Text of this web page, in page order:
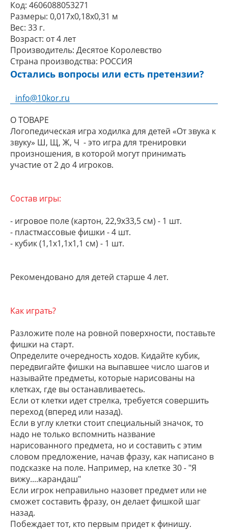
Код: 4606088053271
Размеры: 0,017x0,18x0,31 м
Вес: 33 г.
Возраст: от 4 лет
Производитель: Десятое Королевство
Страна производства: РОССИЯ
Остались вопросы или есть претензии?
info@10kor.ru
О ТОВАРЕ
Логопедическая игра ходилка для детей «От звука к
звуку» Ш, Щ, Ж, Ч - это игра для тренировки
произношения, в которой могут принимать
участие от 2 до 4 игроков.
Состав игры:
- игровое поле (картон, 22,9х33,5 см) - 1 шт.
- пластмассовые фишки - 4 шт.
- кубик (1,1х1,1х1,1 см) - 1 шт.
Рекомендовано для детей старше 4 лет.
Как играть?
Разложите поле на ровной поверхности, поставьте
фишки на старт.
Определите очередность ходов. Кидайте кубик,
передвигайте фишки на выпавшее число шагов и
называйте предметы, которые нарисованы на
клетках, где вы останавливаетесь.
Если от клетки идет стрелка, требуется совершить
переход (вперед или назад).
Если в углу клетки стоит специальный значок, то
надо не только вспомнить название
нарисованного предмета, но и составить с этим
словом предложение, начав фразу, как написано в
подсказке на поле. Например, на клетке 30 - "Я
вижу....карандаш"
Если игрок неправильно назовет предмет или не
сможет составить фразу, он делает фишкой шаг
назад.
Побеждает тот, кто первым придет к финишу.